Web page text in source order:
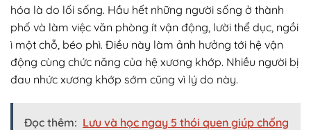
hóa là do lối sống. Hầu hết những người sống ở thành
phố và làm việc văn phòng ít vận động, lười thể dục, ngồi
ì một chỗ, béo phì. Điều này làm ảnh hưởng tới hệ vận
động cùng chức năng của hệ xương khớp. Nhiều người bị
đau nhức xương khớp sớm cũng vì lý do này.
Đọc thêm: Lưu và học ngay 5 thói quen giúp chống